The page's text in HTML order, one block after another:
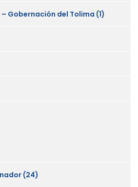
Gobernación del Tolima (1)
(24)